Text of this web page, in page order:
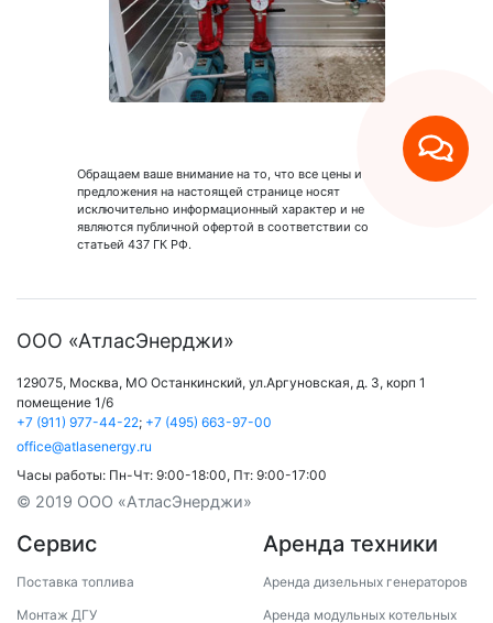
Обращаем ваше внимание на то, что все цены и
предложения на настоящей странице носят
исключительно информационный характер и не
являются публичной офертой в соответствии со
статьей 437 ГК РФ.
ООО «АтласЭнерджи»
129075, Москва, МО Останкинский, ул.Аргуновская, д. 3, корп 1
помещение 1/6
+7 (911) 977-44-22; +7 (495) 663-97-00
office@atlasenergy.ru
Часы работы: Пн-Чт: 9:00-18:00, Пт: 9:00-17:00
© 2019 ООО «АтласЭнерджи»
Сервис
Поставка топлива
Монтаж ДГУ
Аренда техники
Аренда дизельных генераторов
Аренда модульных котельных